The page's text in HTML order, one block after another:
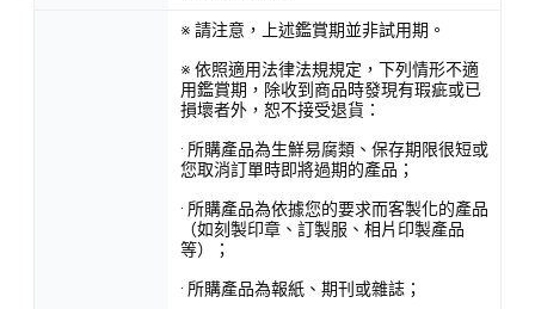
※ 請注意，上述鑑賞期並非試用期。
※ 依照適用法律法規規定，下列情形不適
用鑑賞期，除收到商品時發現有瑕疵或已
損壞者外，恕不接受退貨：
· 所購產品為生鮮易腐類、保存期限很短或
您取消訂單時即將過期的產品；
· 所購產品為依據您的要求而客製化的產品
（如刻製印章、訂製服、相片印製產品
等）；
· 所購產品為報紙、期刊或雜誌；